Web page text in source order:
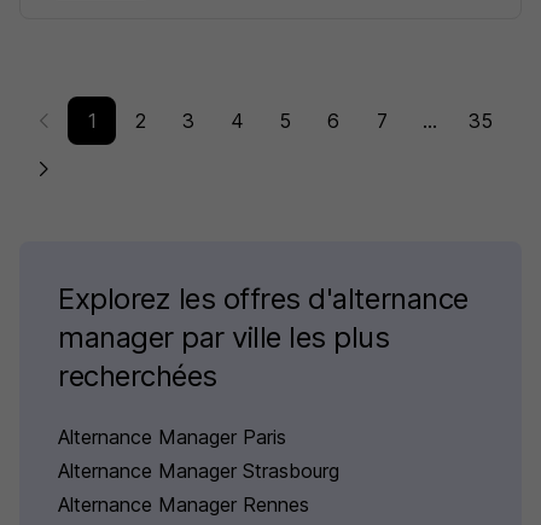
1 2 3 4 5 6 7 ... 35
Explorez les offres d'alternance
manager par ville les plus
recherchées
Alternance Manager Paris
Alternance Manager Strasbourg
Alternance Manager Rennes